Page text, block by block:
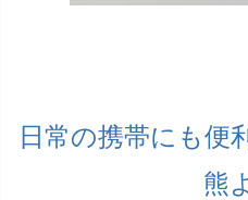
日常の携帯にも便
熊